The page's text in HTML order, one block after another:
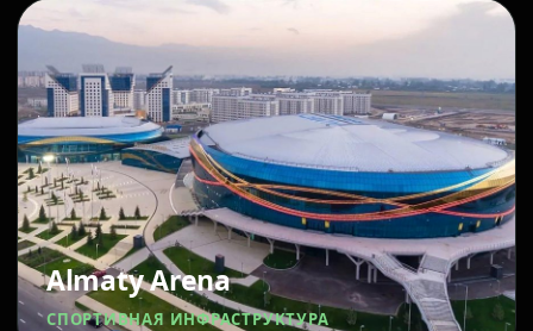
Almaty Arena
СПОРТИВНАЯ ИНФРАСТРУКТУРА